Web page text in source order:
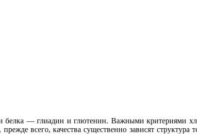
— глиадин и глютенин. Важными критериями
всего, качества существенно зависят структура